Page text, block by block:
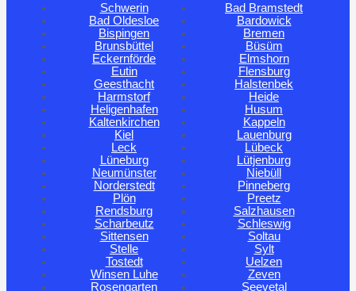
Schwerin
Bad Bramstedt
Bad Oldesloe
Bardowick
Bispingen
Bremen
Brunsbüttel
Büsüm
Eckernförde
Elmshorn
Eutin
Flensburg
Geesthacht
Halstenbek
Harmstorf
Heide
Heligenhafen
Husum
Kaltenkirchen
Kappeln
Kiel
Lauenburg
Leck
Lübeck
Lüneburg
Lütjenburg
Neumünster
Niebüll
Norderstedt
Pinneberg
Plön
Preetz
Rendsburg
Salzhausen
Scharbeutz
Schleswig
Sittensen
Soltau
Stelle
Sylt
Tostedt
Uelzen
Winsen Luhe
Zeven
Rosengarten
Seevetal